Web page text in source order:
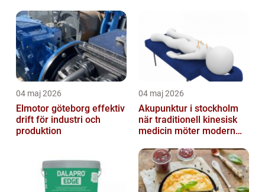
04 maj 2026
Elmotor göteborg effektiv
drift för industri och
produktion
04 maj 2026
Akupunktur i stockholm
när traditionell kinesisk
medicin möter modern